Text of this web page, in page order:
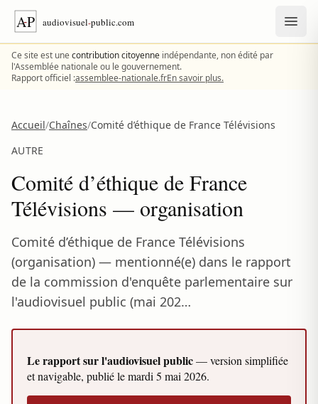
Aller au contenu
Ce site est unecontribution citoyenne indépendante, non édité par
l'Assemblée nationale ou le gouvernement.
Rapport officiel :assemblee-nationale.frEn savoir plus.
Accueil/Chaînes/Comité d’éthique de France Télévisions
AUTRE
Comité d’éthique de France
Télévisions — organisation
Comité d’éthique de France Télévisions
(organisation) — mentionné(e) dans le rapport
de la commission d'enquête parlementaire sur
l'audiovisuel public (mai 202…
Le rapport sur l'audiovisuel public— version simplifiée
et navigable, publié lemardi 5 mai 2026.